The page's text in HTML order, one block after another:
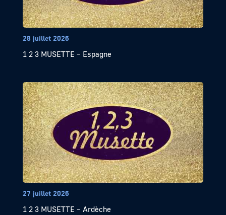
28 juillet 2026
1 2 3 MUSETTE – Espagne
27 juillet 2026
1 2 3 MUSETTE – Ardèche